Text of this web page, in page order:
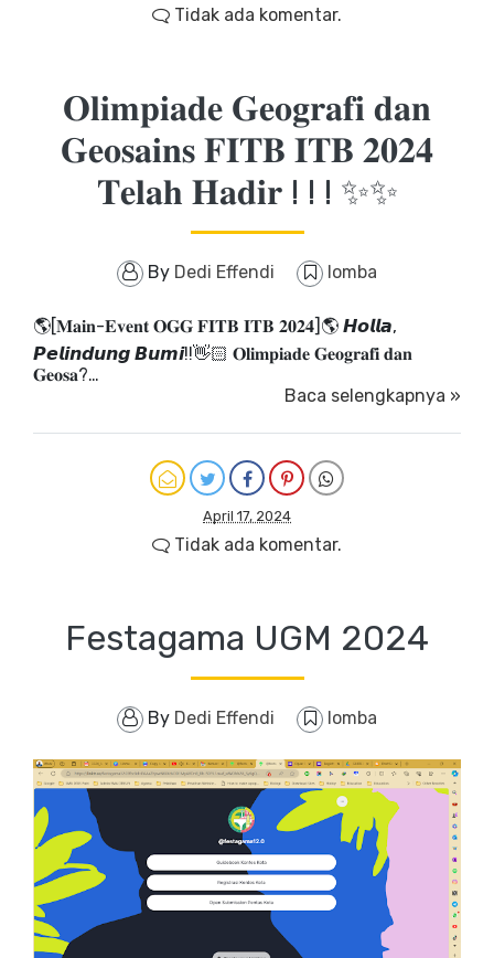
Tidak ada komentar.
𝐎𝐥𝐢𝐦𝐩𝐢𝐚𝐝𝐞 𝐆𝐞𝐨𝐠𝐫𝐚𝐟𝐢 𝐝𝐚𝐧
𝐆𝐞𝐨𝐬𝐚𝐢𝐧𝐬 𝐅𝐈𝐓𝐁 𝐈𝐓𝐁 𝟐𝟎𝟐𝟒
𝐓𝐞𝐥𝐚𝐡 𝐇𝐚𝐝𝐢𝐫 ! ! ! ✨✨
By Dedi Effendi lomba
🌎[𝐌𝐚𝐢𝐧-𝐄𝐯𝐞𝐧𝐭 𝐎𝐆𝐆 𝐅𝐈𝐓𝐁 𝐈𝐓𝐁 𝟐𝟎𝟐𝟒]🌎 𝙃𝙤𝙡𝙡𝙖,
𝙋𝙚𝙡𝙞𝙣𝙙𝙪𝙣𝙜 𝘽𝙪𝙢𝙞!!👋🏻 𝐎𝐥𝐢𝐦𝐩𝐢𝐚𝐝𝐞 𝐆𝐞𝐨𝐠𝐫𝐚𝐟𝐢 𝐝𝐚𝐧
𝐆𝐞𝐨𝐬𝐚?…
Baca selengkapnya »
April 17, 2024
Tidak ada komentar.
Festagama UGM 2024
By Dedi Effendi lomba